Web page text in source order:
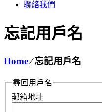
聯絡我們
忘記用戶名
Home⁄忘記用戶名
尋回用戶名
郵箱地址